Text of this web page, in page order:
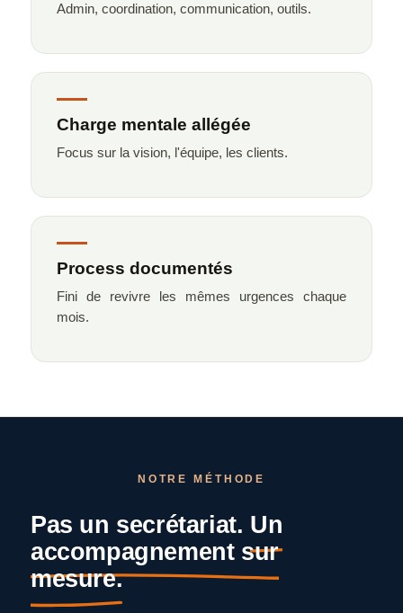
Admin, coordination, communication, outils.
Charge mentale allégée
Focus sur la vision, l'équipe, les clients.
Process documentés
Fini de revivre les mêmes urgences chaque
mois.
NOTRE MÉTHODE
Pas un secrétariat. Un
accompagnement sur
mesure.